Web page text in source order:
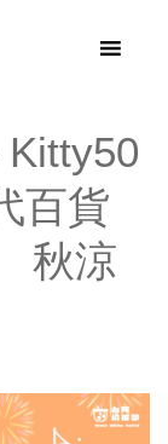
百貨
秋涼